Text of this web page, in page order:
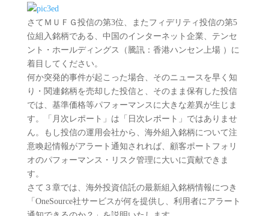
さてＭＵＦＧ投信の第3位、またフィデリティ投信の第5
位組入銘柄である、中国のインターネット企業、テンセ
ント・ホールディングス（騰訊：香港ハンセン上場 ）に
着目してください。
何か突発的事件が起こった場合、そのニュースを早く知
り・関連銘柄を売却した投信と、そのまま保有した投信
では、基準価格等パフォーマンスに大きな差異が生じま
す。「月次レポート」は「日次レポート」ではありませ
ん。もし投信の運用会社から、海外組入銘柄について注
意喚起情報がアラート通知されれば、顧客ポートフォリ
オのパフォーマンス・リスク管理に大いに貢献できま
す。
さて３章では、海外投資信託の最新組入銘柄情報につき
「OneSource社サービスが何を提供し、利用者にアラート